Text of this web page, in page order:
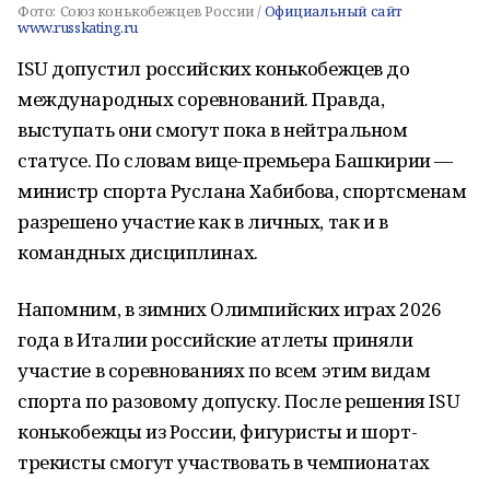
Фото: Союз конькобежцев России /Официальный сайт
www.russkating.ru
ISU допустил российских конькобежцев до
международных соревнований. Правда,
выступать они смогут пока в нейтральном
статусе. По словам вице-премьера Башкирии —
министр спорта Руслана Хабибова, спортсменам
разрешено участие как в личных, так и в
командных дисциплинах.
Напомним, в зимних Олимпийских играх 2026
года в Италии российские атлеты приняли
участие в соревнованиях по всем этим видам
спорта по разовому допуску. После решения ISU
конькобежцы из России, фигуристы и шорт-
трекисты смогут участвовать в чемпионатах